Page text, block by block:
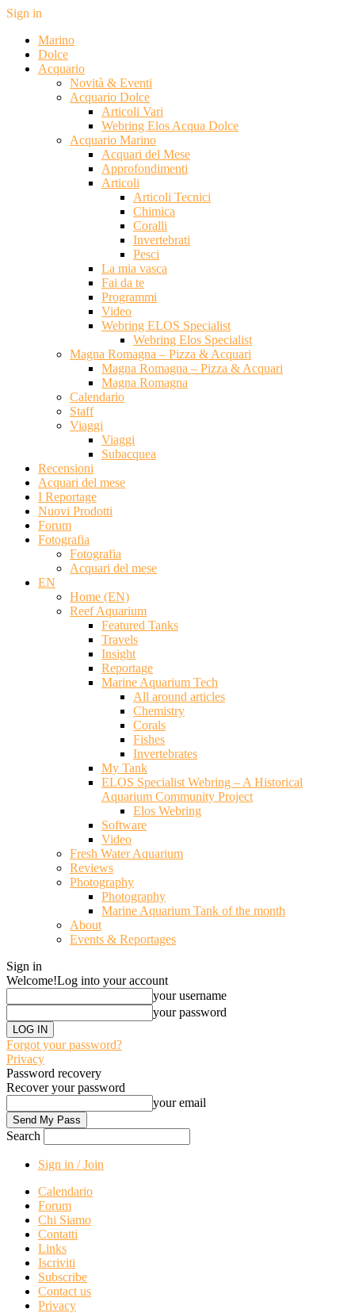
Sign in
Marino
Dolce
Acquario
Novità & Eventi
Acquario Dolce
Articoli Vari
Webring Elos Acqua Dolce
Acquario Marino
Acquari del Mese
Approfondimenti
Articoli
Articoli Tecnici
Chimica
Coralli
Invertebrati
Pesci
La mia vasca
Fai da te
Programmi
Video
Webring ELOS Specialist
Webring Elos Specialist
Magna Romagna – Pizza & Acquari
Magna Romagna – Pizza & Acquari
Magna Romagna
Calendario
Staff
Viaggi
Viaggi
Subacquea
Recensioni
Acquari del mese
I Reportage
Nuovi Prodotti
Forum
Fotografia
Fotografia
Acquari del mese
EN
Home (EN)
Reef Aquarium
Featured Tanks
Travels
Insight
Reportage
Marine Aquarium Tech
All around articles
Chemistry
Corals
Fishes
Invertebrates
My Tank
ELOS Specialist Webring – A Historical
Aquarium Community Project
Elos Webring
Software
Video
Fresh Water Aquarium
Reviews
Photography
Photography
Marine Aquarium Tank of the month
About
Events & Reportages
Sign in
Welcome!Log into your account
your username
your password
Forgot your password?
Privacy
Password recovery
Recover your password
your email
Search
Sign in / Join
Calendario
Forum
Chi Siamo
Contatti
Links
Iscriviti
Subscribe
Contact us
Privacy